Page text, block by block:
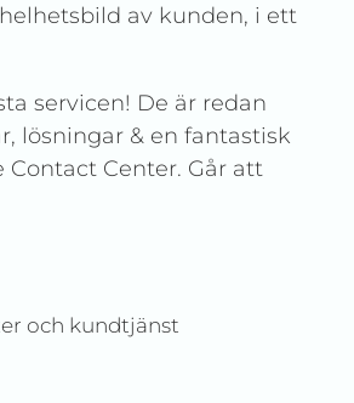
av kunden, i ett
servicen! De är redan
lösningar & en fantastisk
Center. Går att
och kundtjänst